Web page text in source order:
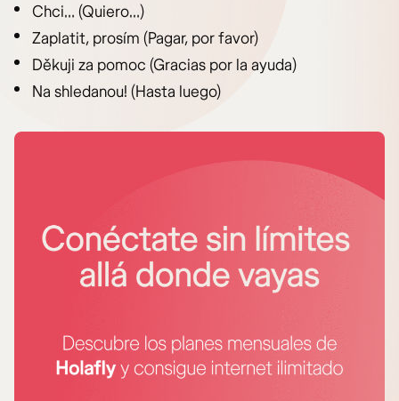
Chci… (Quiero…)
Zaplatit, prosím (Pagar, por favor)
Děkuji za pomoc (Gracias por la ayuda)
Na shledanou! (Hasta luego)